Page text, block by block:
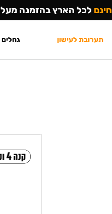
חינם לכל הארץ בהזמנה מעל ₪449
תערובת לעישון גחלים